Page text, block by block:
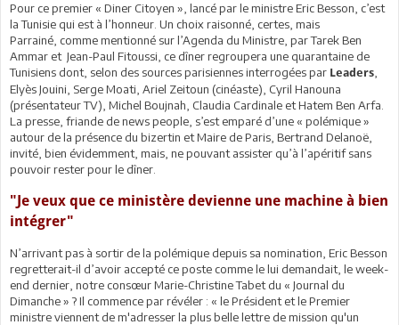
Pour ce premier « Diner Citoyen », lancé par le ministre Eric Besson, c’est
la Tunisie qui est à l’honneur. Un choix raisonné, certes, mais
Parrainé, comme mentionné sur l’Agenda du Ministre, par Tarek Ben
Ammar et Jean-Paul Fitoussi, ce dîner regroupera une quarantaine de
Tunisiens dont, selon des sources parisiennes interrogées par Leaders
Elyès Jouini, Serge Moati, Ariel Zeitoun (cinéaste), Cyril Hanouna
(présentateur TV), Michel Boujnah, Claudia Cardinale et Hatem Ben Arfa.
La presse, friande de news people, s’est emparé d’une « polémique »
autour de la présence du bizertin et Maire de Paris, Bertrand Delanoë,
invité, bien évidemment, mais, ne pouvant assister qu’à l’apéritif sans
pouvoir rester pour le dîner.
"Je veux que ce ministère devienne une machine à bien
intégrer"
N’arrivant pas à sortir de la polémique depuis sa nomination, Eric Besson
regretterait-il d’avoir accepté ce poste comme le lui demandait, le week-
end dernier, notre consœur Marie-Christine Tabet du « Journal du
Dimanche » ? Il commence par révéler : « le Président et le Premier
ministre viennent de m'adresser la plus belle lettre de mission qu'un